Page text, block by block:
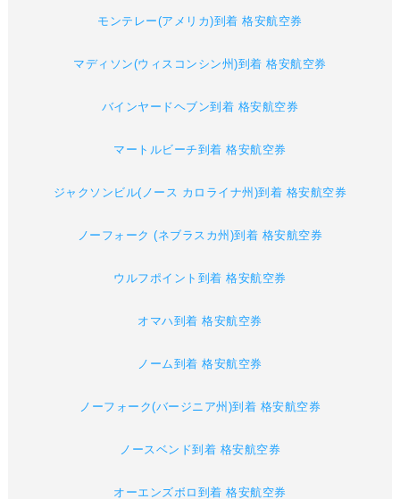
モンテレー(アメリカ)到着 格安航空券
マディソン(ウィスコンシン州)到着 格安航空券
バインヤードヘブン到着 格安航空券
マートルビーチ到着 格安航空券
ジャクソンビル(ノース カロライナ州)到着 格安航空券
ノーフォーク (ネブラスカ州)到着 格安航空券
ウルフポイント到着 格安航空券
オマハ到着 格安航空券
ノーム到着 格安航空券
ノーフォーク(バージニア州)到着 格安航空券
ノースベンド到着 格安航空券
オーエンズボロ到着 格安航空券